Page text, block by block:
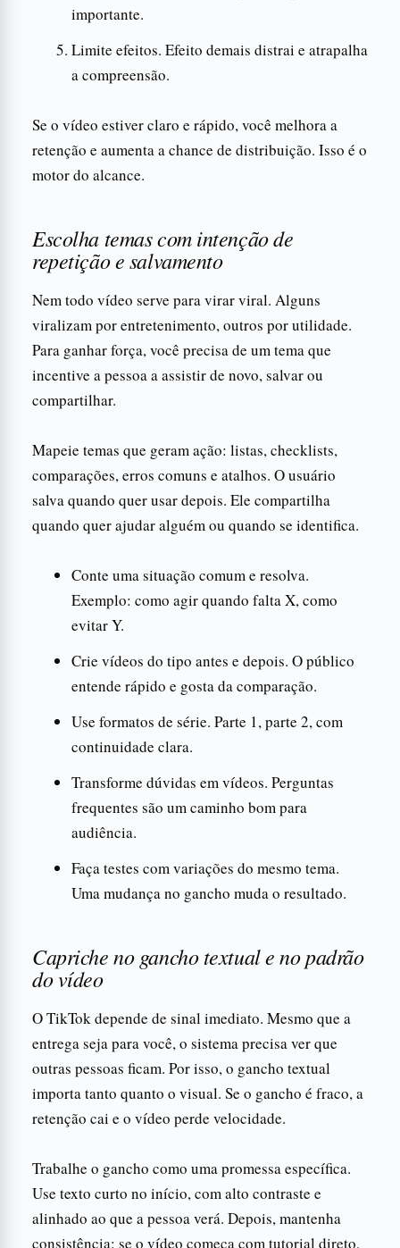
importante.
Limite efeitos. Efeito demais distrai e atrapalha
a compreensão.
Se o vídeo estiver claro e rápido, você melhora a
retenção e aumenta a chance de distribuição. Isso é o
motor do alcance.
Escolha temas com intenção de
repetição e salvamento
Nem todo vídeo serve para virar viral. Alguns
viralizam por entretenimento, outros por utilidade.
Para ganhar força, você precisa de um tema que
incentive a pessoa a assistir de novo, salvar ou
compartilhar.
Mapeie temas que geram ação: listas, checklists,
comparações, erros comuns e atalhos. O usuário
salva quando quer usar depois. Ele compartilha
quando quer ajudar alguém ou quando se identifica.
Conte uma situação comum e resolva.
Exemplo: como agir quando falta X, como
evitar Y.
Crie vídeos do tipo antes e depois. O público
entende rápido e gosta da comparação.
Use formatos de série. Parte 1, parte 2, com
continuidade clara.
Transforme dúvidas em vídeos. Perguntas
frequentes são um caminho bom para
audiência.
Faça testes com variações do mesmo tema.
Uma mudança no gancho muda o resultado.
Capriche no gancho textual e no padrão
do vídeo
O TikTok depende de sinal imediato. Mesmo que a
entrega seja para você, o sistema precisa ver que
outras pessoas ficam. Por isso, o gancho textual
importa tanto quanto o visual. Se o gancho é fraco, a
retenção cai e o vídeo perde velocidade.
Trabalhe o gancho como uma promessa específica.
Use texto curto no início, com alto contraste e
alinhado ao que a pessoa verá. Depois, mantenha
consistência: se o vídeo começa com tutorial direto,